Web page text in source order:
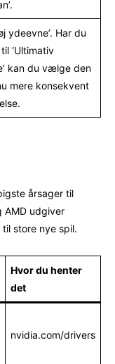
ydeevne’. Har du
‘Ultimativ
kan du vælge den
mere konsekvent
årsager til
AMD udgiver
til store nye spil.
Hvor du henter
det
nvidia.com/drivers